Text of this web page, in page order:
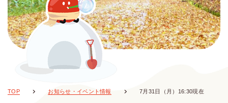
TOP お知らせ・イベント情報 7月31日（月）16:30現在